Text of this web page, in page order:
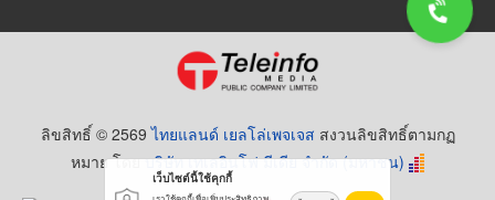
ลิขสิทธิ์ © 2569ไทยแลนด์ เยลโล่เพจเจส สงวนลิขสิทธิ์ตามกฏ
หมาย โดยบริษัท เทเลอินโฟ มีเดีย จำกัด (มหาชน)
เว็บไซต์นี้ใช้คุกกี้